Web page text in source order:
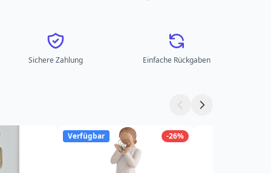
Sichere Zahlung Einfache Rückgaben
-26%
Verfügbar